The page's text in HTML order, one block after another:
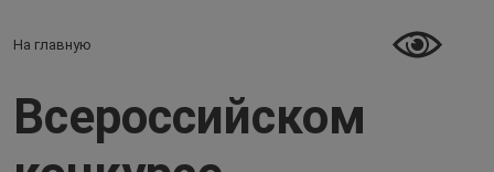
Перейти к основному содержанию
На главную
Всероссийском